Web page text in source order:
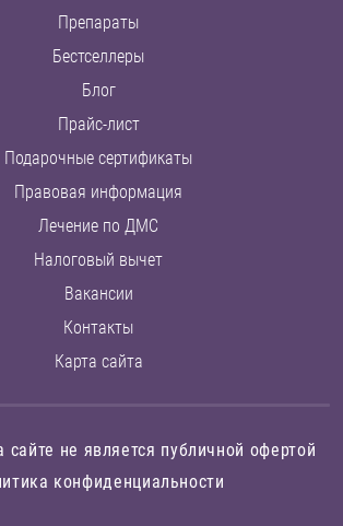
Препараты
Бестселлеры
Блог
Прайс-лист
Подарочные сертификаты
Правовая информация
Лечение по ДМС
Налоговый вычет
Вакансии
Контакты
Карта сайта
не является публичной офертой
конфиденциальности